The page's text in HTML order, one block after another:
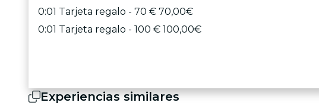
0:01 Tarjeta regalo - 70 € 70,00€
0:01 Tarjeta regalo - 100 € 100,00€
Experiencias similares